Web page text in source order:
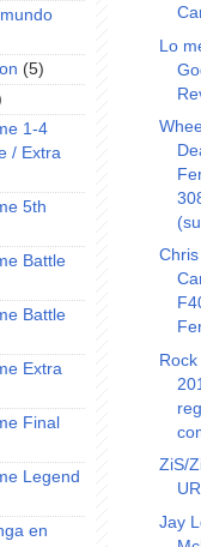
(5)
1-4
/ Extra
5th
Battle
Battle
Extra
Final
Legend
en
Lo
ZiS/
Jay